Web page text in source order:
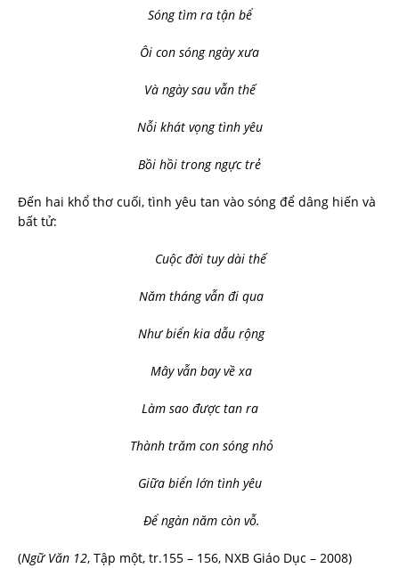
Sóng tìm ra tận bể
Ôi con sóng ngày xưa
Và ngày sau vẫn thế
Nỗi khát vọng tình yêu
Bồi hồi trong ngực trẻ
Đến hai khổ thơ cuối, tình yêu tan vào sóng để dâng hiến và
bất tử:
Cuộc đời tuy dài thế
Năm tháng vẫn đi qua
Như biển kia dẫu rộng
Mây vẫn bay về xa
Làm sao được tan ra
Thành trăm con sóng nhỏ
Giữa biển lớn tình yêu
Để ngàn năm còn vỗ.
(Ngữ Văn 12, Tập một, tr.155 – 156, NXB Giáo Dục – 2008)